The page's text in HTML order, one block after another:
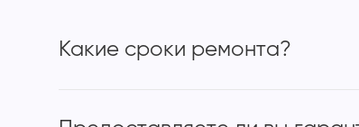
Какие сроки ремонта?